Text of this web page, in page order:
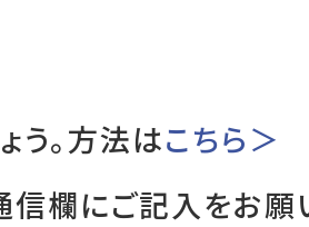
う。方法はこちら＞
欄にご記入をお願